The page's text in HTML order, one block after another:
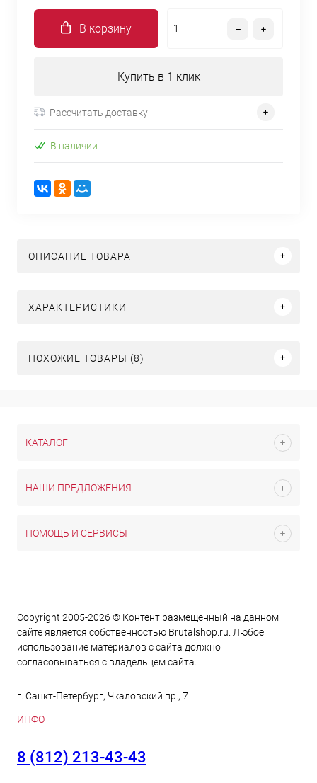
В корзину
Купить в 1 клик
Рассчитать доставку
В наличии
ОПИСАНИЕ ТОВАРА
ХАРАКТЕРИСТИКИ
ПОХОЖИЕ ТОВАРЫ (8)
КАТАЛОГ
НАШИ ПРЕДЛОЖЕНИЯ
ПОМОЩЬ И СЕРВИСЫ
Copyright 2005-2026 © Контент размещенный на данном
сайте является cобственностью Brutalshop.ru. Любое
использование материалов с сайта должно
согласовываться с владельцем сайта.
г. Санкт-Петербург, Чкаловский пр., 7
ИНФО
8 (812) 213-43-43